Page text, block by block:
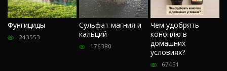
Фунгициды
243553
Сульфат магния и
кальций
176380
Чем удобрять
коноплю в
домашних
условиях?
67451